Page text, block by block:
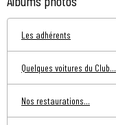
Les adhérents
Quelques voitures du Club...
Nos restaurations...